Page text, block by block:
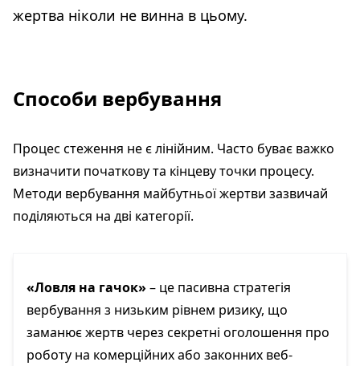
жертва ніколи не винна в цьому.
Способи вербування
Процес стеження не є лінійним. Часто буває важко
визначити початкову та кінцеву точки процесу.
Методи вербування майбутньої жертви зазвичай
поділяються на дві категорії.
«Ловля на гачок»– це пасивна стратегія
вербування з низьким рівнем ризику, що
заманює жертв через секретні оголошення про
роботу на комерційних або законних веб-